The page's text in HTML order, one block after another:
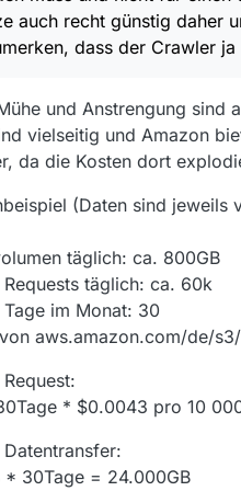
Hier läuft ein
zusätzlicher
Der Trigger
Die Log
Dies erledigt
Der
Nach Durchlauf
Die neuen
Bei Aufruf der
Übersicht dieser an.
Man zahlt nur was
alle Nutzer von MediathekView zu bedienen. Da eben auch nur für genutzte Ressourcen
nicht für einen
daher und sollte sich so
auch recht günstig daher
dass der Crawler
und Anstrengung sind
vielseitig und Amazon
da die Kosten dort
(Daten sind
täglich: ca. 800GB
Requests täglich: ca. 60k
Tage im Monat: 30
aws.amazon.com/de/
* $0.0043 pro 10
Datentransfer:
* 30Tage = 24.000GB